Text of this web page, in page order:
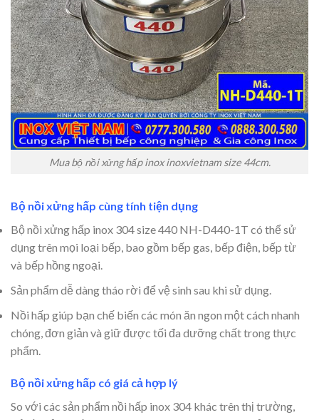
Mua bộ nồi xửng hấp inox inoxvietnam size 44cm.
Bộ nồi xửng hấp cùng tính tiện dụng
Bộ nồi xửng hấp inox 304 size 440 NH-D440-1T có thể sử
dụng trên mọi loại bếp, bao gồm bếp gas, bếp điện, bếp từ
và bếp hồng ngoại.
Sản phẩm dễ dàng tháo rời để vệ sinh sau khi sử dụng.
Nồi hấp giúp bạn chế biến các món ăn ngon một cách nhanh
chóng, đơn giản và giữ được tối đa dưỡng chất trong thực
phẩm.
Bộ nồi xửng hấp có giá cả hợp lý
So với các sản phẩm nồi hấp inox 304 khác trên thị trường,